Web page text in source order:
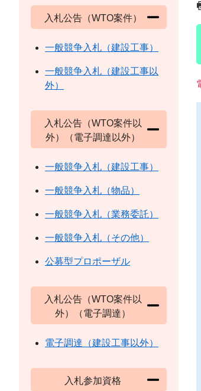
入札公告（WTO案件）
一般競争入札（建設工事）
一般競争入札（建設工事以
外）
入札公告（WTO案件以
外）（電子調達以外）
一般競争入札（建設工事）
一般競争入札（物品）
一般競争入札（業務委託）
一般競争入札（その他）
公募型プロポーザル
入札公告（WTO案件以
外）（電子調達）
電子調達（建設工事以外）
入札参加資格